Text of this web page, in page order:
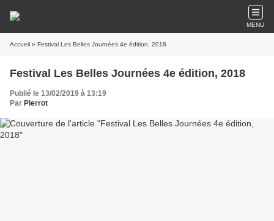
MENU
Accueil » Festival Les Belles Journées 4e édition, 2018
Festival Les Belles Journées 4e édition, 2018
Publié le 13/02/2019 à 13:19
Par Pierrot